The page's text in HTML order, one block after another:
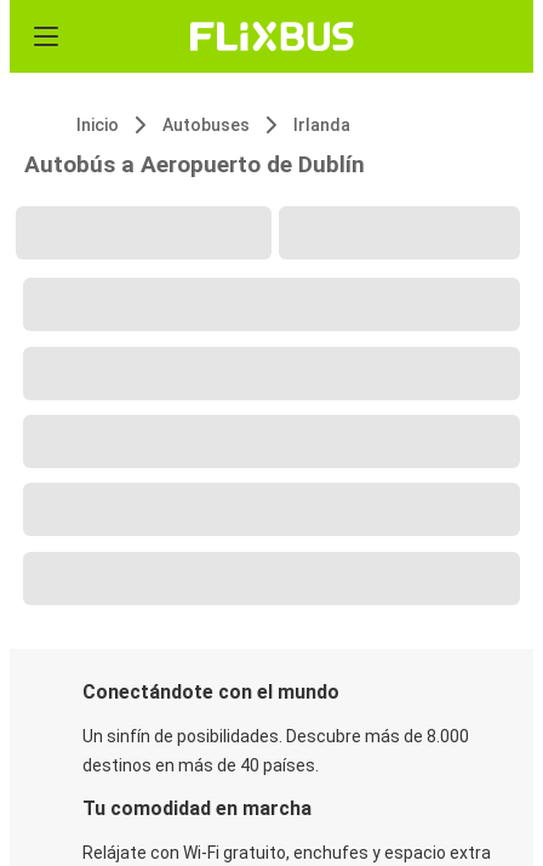
Inicio Autobuses Irlanda
Autobús a Aeropuerto de Dublín
Conectándote con el mundo
Un sinfín de posibilidades. Descubre más de 8.000
destinos en más de 40 países.
Tu comodidad en marcha
Relájate con Wi-Fi gratuito, enchufes y espacio extra